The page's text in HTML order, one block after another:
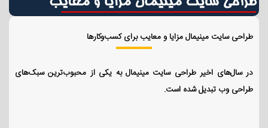
طراحی سایت مینیمال مزایا و معایب برای کسب‌وکارها
در سال‌های اخیر طراحی سایت مینیمال به یکی از محبوب‌ترین سبک‌های
طراحی وب تبدیل شده است.